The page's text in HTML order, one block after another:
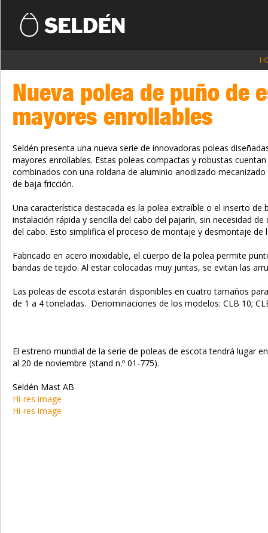
Nueva polea de puño de
mayores enrollables
Seldén presenta una nueva serie de innovadoras poleas
mayores enrollables. Estas poleas compactas y robustas
combinados con una roldana de aluminio anodizado
de baja fricción.
Una característica destacada es la polea extraíble o el inserto de
instalación rápida y sencilla del cabo del pajarín, sin necesidad
del cabo. Esto simplifica el proceso de montaje y desmontaje de
Fabricado en acero inoxidable, el cuerpo de la polea permite
bandas de tejido. Al estar colocadas muy juntas, se evitan las
Las poleas de escota estarán disponibles en cuatro tamaños
de 1 a 4 toneladas. Denominaciones de los modelos: CLB 10;
El estreno mundial de la serie de poleas de escota tendrá lugar
al 20 de noviembre (stand n.º 01-775).
Seldén Mast AB
Hi-res image
Hi-res image